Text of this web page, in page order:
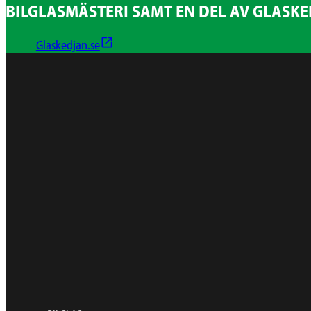
BILGLASMÄSTERI SAMT EN DEL AV
Glaskedjan.se